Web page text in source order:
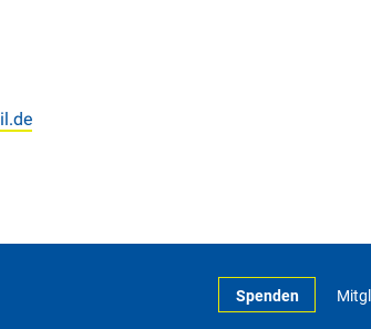
Spenden